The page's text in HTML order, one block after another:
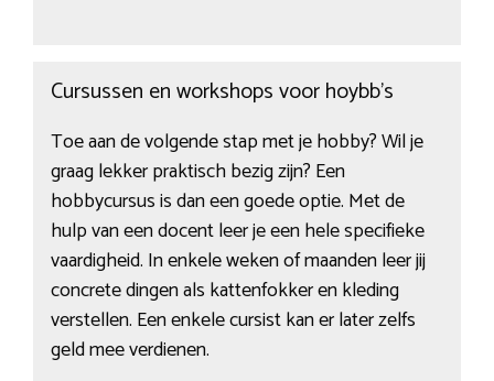
Cursussen en workshops voor hoybb’s
Toe aan de volgende stap met je hobby? Wil je
graag lekker praktisch bezig zijn? Een
hobbycursus is dan een goede optie. Met de
hulp van een docent leer je een hele specifieke
vaardigheid. In enkele weken of maanden leer jij
concrete dingen als kattenfokker en kleding
verstellen. Een enkele cursist kan er later zelfs
geld mee verdienen.